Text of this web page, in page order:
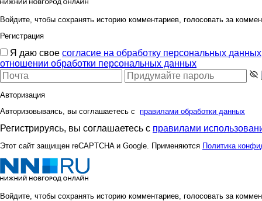
Войдите, чтобы сохранять историю комментариев, голосовать за
Регистрация
Я даю свое согласие на обработку персональных данных
отношении обработки персональных данных
Авторизация
Авторизовываясь, вы соглашаетесь с правилами обработки данных
Регистрируясь, вы соглашаетесь с правилами
Этот сайт защищен reCAPTCHA и Google. Применяются Политика
Войдите, чтобы сохранять историю комментариев, голосовать за